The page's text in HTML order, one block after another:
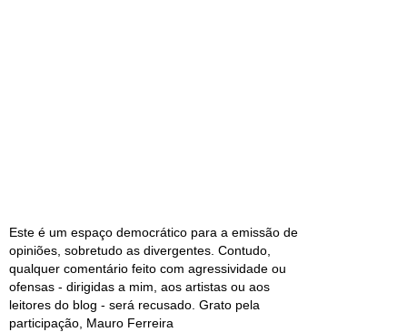
Este é um espaço democrático para a emissão de
opiniões, sobretudo as divergentes. Contudo,
qualquer comentário feito com agressividade ou
ofensas - dirigidas a mim, aos artistas ou aos
leitores do blog - será recusado. Grato pela
participação, Mauro Ferreira